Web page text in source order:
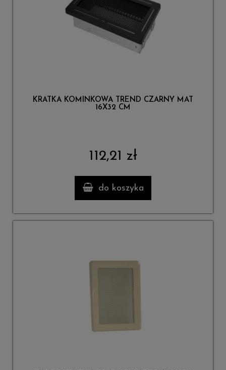
KRATKA KOMINKOWA TREND CZARNY MAT
16X32 CM
112,21 zł
do koszyka